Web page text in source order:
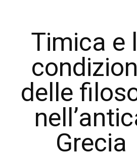
Timica e
delle
Grecia